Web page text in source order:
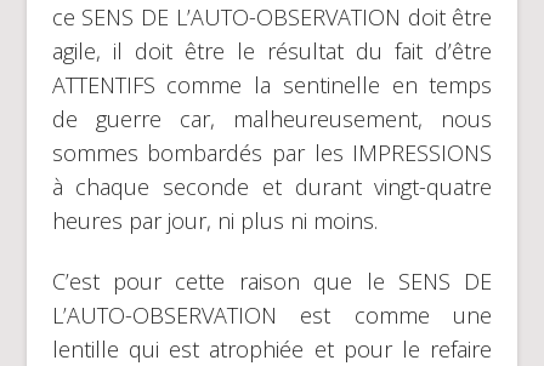
ce SENS DE L’AUTO-OBSERVATION doit être
agile, il doit être le résultat du fait d’être
ATTENTIFS comme la sentinelle en temps
de guerre car, malheureusement, nous
sommes bombardés par les IMPRESSIONS
à chaque seconde et durant vingt-quatre
heures par jour, ni plus ni moins.
C’est pour cette raison que le SENS DE
L’AUTO-OBSERVATION est comme une
lentille qui est atrophiée et pour le refaire